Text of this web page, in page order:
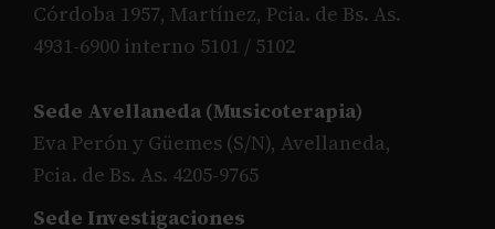
Córdoba 1957, Martínez, Pcia. de Bs. As.
4931-6900 interno 5101 / 5102
Sede Avellaneda (Musicoterapia)
Eva Perón y Güemes (S/N), Avellaneda,
Pcia. de Bs. As. 4205-9765
Sede Investigaciones